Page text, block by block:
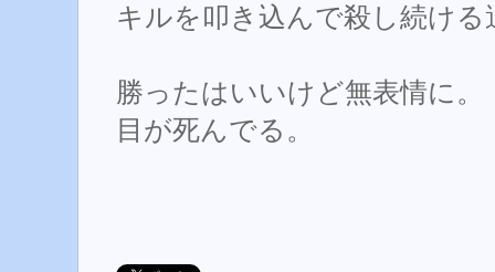
キルを叩き込んで殺し続ける
勝ったはいいけど無表情に。
目が死んでる。